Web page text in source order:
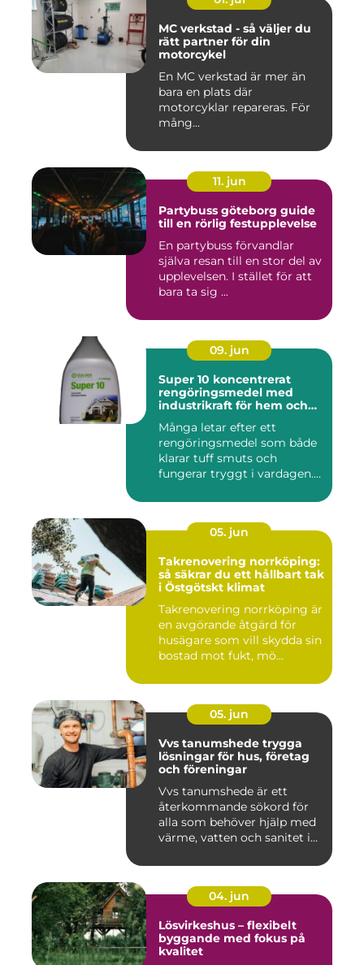
MC verkstad - så väljer du
rätt partner för din
motorcykel
En MC verkstad är mer än
bara en plats där
motorcyklar repareras. För
mång...
11. jun
Partybuss göteborg guide
till en rörlig festupplevelse
En partybuss förvandlar
själva resan till en stor del av
upplevelsen. I stället för att
bara ta sig ...
09. jun
Super 10 koncentrerat
rengöringsmedel med
industrikraft för hem och
Många letar efter ett
rengöringsmedel som både
klarar tuff smuts och
fungerar tryggt i vardagen.
05. jun
Takrenovering norrköping:
så säkrar du ett hållbart tak
i Östgötskt klimat
Takrenovering norrköping är
en avgörande åtgärd för
husägare som vill skydda sin
bostad mot fukt, mö...
05. jun
Vvs tanumshede trygga
lösningar för hus, företag
och föreningar
Vvs tanumshede är ett
återkommande sökord för
alla som behöver hjälp med
värme, vatten och sanitet i...
04. jun
Lösvirkeshus – flexibelt
byggande med fokus på
kvalitet